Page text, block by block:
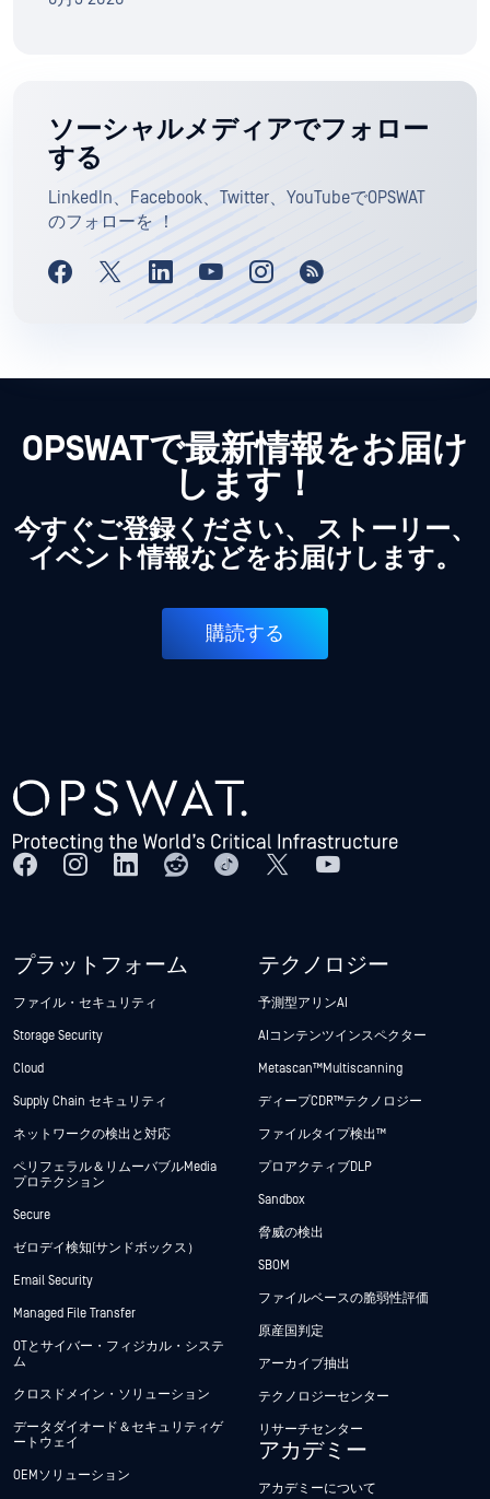
ソーシャルメディアでフォロー
する
LinkedIn、Facebook、Twitter、YouTubeでOPSWAT
のフォローを ！
OPSWATで最新情報をお届け
します！
今すぐご登録ください、 ストーリー、
イベント情報などをお届けします。
購読する
プラットフォーム
ファイル・セキュリティ
Storage Security
Cloud
Supply Chain セキュリティ
ネットワークの検出と対応
ペリフェラル＆リムーバブルMedia
プロテクション
Secure
ゼロデイ検知(サンドボックス）
Email Security
Managed File Transfer
OTとサイバー・フィジカル・システ
ム
クロスドメイン・ソリューション
データダイオード＆セキュリティゲ
ートウェイ
OEMソリューション
テクノロジー
予測型アリンAI
AIコンテンツインスペクター
Metascan™ Multiscanning
ディープCDR™テクノロジー
ファイルタイプ検出™
プロアクティブDLP
Sandbox
脅威の検出
SBOM
ファイルベースの脆弱性評価
原産国判定
アーカイブ抽出
テクノロジーセンター
リサーチセンター
アカデミー
アカデミーについて